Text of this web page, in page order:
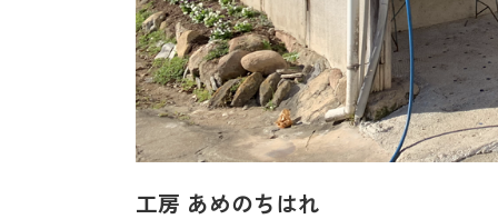
工房 あめのちはれ